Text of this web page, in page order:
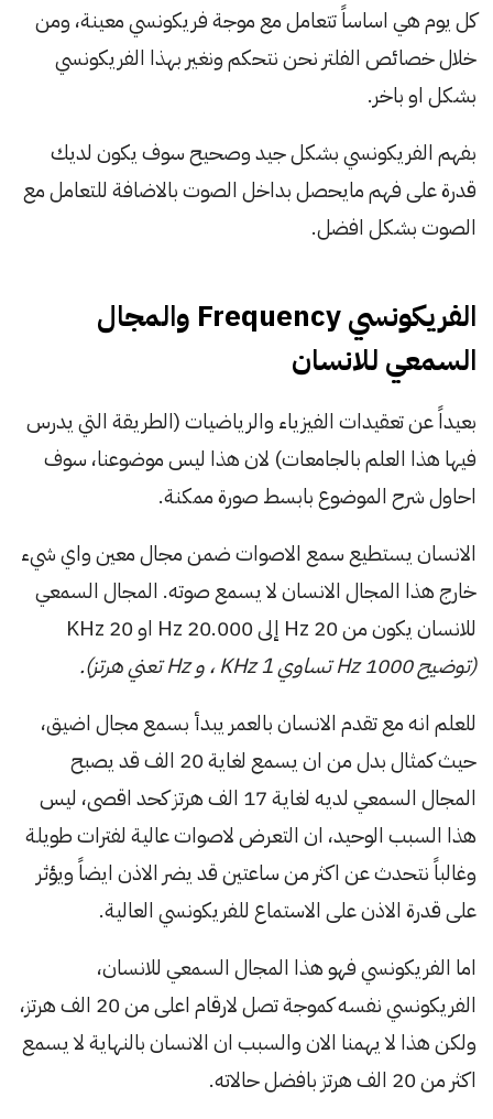
كل يوم هي اساساً تتعامل مع موجة فريكونسي معينة، ومن
خلال خصائص الفلتر نحن نتحكم ونغير بهذا الفريكونسي
بشكل او باخر.
بفهم الفريكونسي بشكل جيد وصحيح سوف يكون لديك
قدرة على فهم مايحصل بداخل الصوت بالاضافة للتعامل مع
الصوت بشكل افضل.
الفريكونسي Frequency والمجال
السمعي للانسان
بعيداً عن تعقيدات الفيزياء والرياضيات (الطريقة التي يدرس
فيها هذا العلم بالجامعات) لان هذا ليس موضوعنا، سوف
احاول شرح الموضوع بابسط صورة ممكنة.
الانسان يستطيع سمع الاصوات ضمن مجال معين واي شيء
خارج هذا المجال الانسان لا يسمع صوته. المجال السمعي
للانسان يكون من 20 Hz إلى 20.000 Hz او 20 KHz
(توضيح 1000 Hz تساوي KHz 1 ، و Hz تعني هرتز).
للعلم انه مع تقدم الانسان بالعمر يبدأ بسمع مجال اضيق،
حيث كمثال بدل من ان يسمع لغاية 20 الف قد يصبح
المجال السمعي لديه لغاية 17 الف هرتز كحد اقصى، ليس
هذا السبب الوحيد، ان التعرض لاصوات عالية لفترات طويلة
وغالباً نتحدث عن اكثر من ساعتين قد يضر الاذن ايضاً ويؤثر
على قدرة الاذن على الاستماع للفريكونسي العالية.
اما الفريكونسي فهو هذا المجال السمعي للانسان،
الفريكونسي نفسه كموجة تصل لارقام اعلى من 20 الف هرتز،
ولكن هذا لا يهمنا الان والسبب ان الانسان بالنهاية لا يسمع
اكثر من 20 الف هرتز بافضل حالاته.